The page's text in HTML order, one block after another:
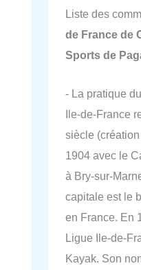
Liste des
de France de
Sports de
- La pratique
Ile-de-France
siècle
1904 avec le
à Bry-sur-
capitale est le
en France. En
Ligue Ile-de-
Kayak. Son